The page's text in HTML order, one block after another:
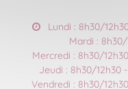
Lundi : 8h30/
Mardi : 8h30/
Mercredi : 8h30/
Jeudi : 8h30/12h30 -
Vendredi : 8h30/